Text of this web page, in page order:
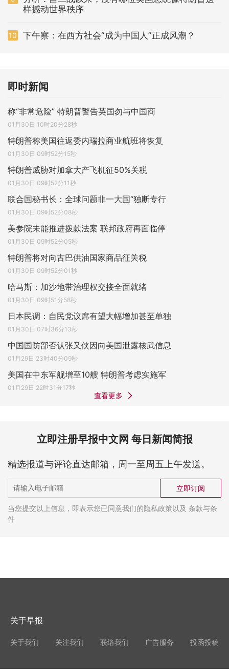
样撼动世界秩序
10 下午察：在西方社会“成为中国人”正成风潮？
即时新闻
称“非常危险” 特朗普警告英国勿与中国商
01月30日 10时20分28秒
特朗普称美国往返委内瑞拉商业航班将恢复
01月30日 09时52分15秒
特朗普威胁对加拿大产飞机征50%关税
01月30日 09时52分11秒
联合国秘书长：全球问题非一大国“独断专行
01月30日 09时52分08秒
美参院未能推进拨款法案 联邦政府再面临停
01月30日 09时52分05秒
特朗普将对向古巴供油国家商品征关税
01月30日 09时52分01秒
哈马斯：加沙地带治理权交接全面就绪
01月30日 09时51分58秒
日本民调：自民党议席有望大幅增加甚至单独
01月30日 07时36分13秒
中国国防部否认张又侠因向美国泄露核武信息
01月29日 23时40分09秒
美国在中东军舰增至10艘 特朗普考虑实施军
01月29日 22时31分17秒
查看更多
立即注册早报中文网 每日新闻简报
精选报道与评论直达邮箱，周一至周五上午发送。
立即订阅
当您提交以上信息，即表示您已同意我们的隐私政策以及 条款与条
件
关于早报
关于我们 关注我们 联络我们 广告服务 投函投稿